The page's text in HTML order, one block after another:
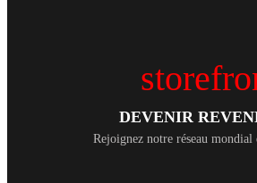
DEVENIR
Rejoignez notre réseau mondial